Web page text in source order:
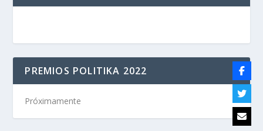
PREMIOS POLITIKA 2022
Próximamente